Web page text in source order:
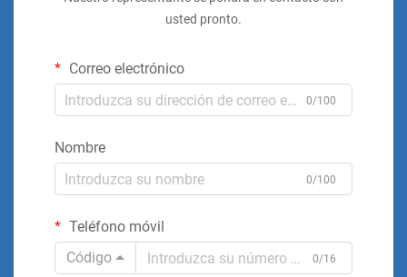
usted pronto.
Correo electrónico
0/100
Nombre
0/100
Teléfono móvil
Código
0/16